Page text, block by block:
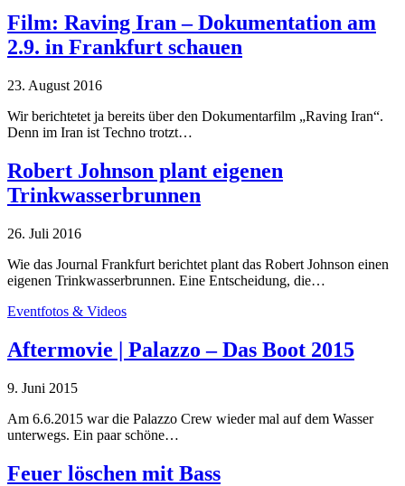
Film: Raving Iran – Dokumentation am
2.9. in Frankfurt schauen
23. August 2016
Wir berichtetet ja bereits über den Dokumentarfilm „Raving Iran“.
Denn im Iran ist Techno trotzt…
Robert Johnson plant eigenen
Trinkwasserbrunnen
26. Juli 2016
Wie das Journal Frankfurt berichtet plant das Robert Johnson einen
eigenen Trinkwasserbrunnen. Eine Entscheidung, die…
Eventfotos & Videos
Aftermovie | Palazzo – Das Boot 2015
9. Juni 2015
Am 6.6.2015 war die Palazzo Crew wieder mal auf dem Wasser
unterwegs. Ein paar schöne…
Feuer löschen mit Bass